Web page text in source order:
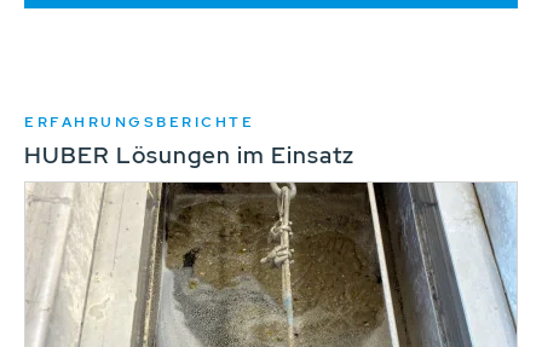
ERFAHRUNGSBERICHTE
HUBER Lösungen im Einsatz